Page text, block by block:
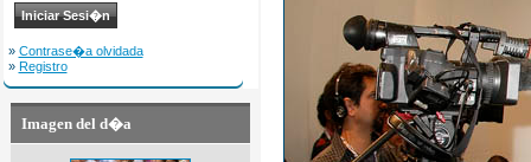
» Contrase�a olvidada
» Registro
Imagen del d�a